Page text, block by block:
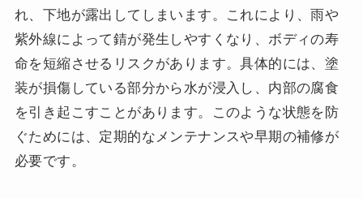
れ、下地が露出してしまいます。これにより、雨や
紫外線によって錆が発生しやすくなり、ボディの寿
命を短縮させるリスクがあります。具体的には、塗
装が損傷している部分から水が浸入し、内部の腐食
を引き起こすことがあります。このような状態を防
ぐためには、定期的なメンテナンスや早期の補修が
必要です。